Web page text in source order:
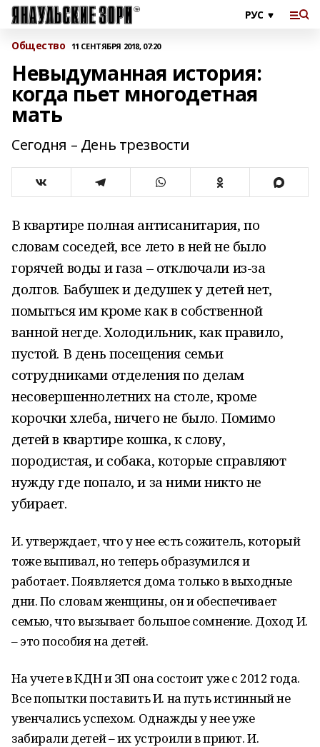
Общество 11 СЕНТЯБРЯ 2018, 07:20
Невыдуманная история:
когда пьет многодетная
мать
Сегодня – День трезвости
В квартире полная антисанитария, по
словам соседей, все лето в ней не было
горячей воды и газа – отключали из-за
долгов. Бабушек и дедушек у детей нет,
помыться им кроме как в собственной
ванной негде. Холодильник, как правило,
пустой. В день посещения семьи
сотрудниками отделения по делам
несовершеннолетних на столе, кроме
корочки хлеба, ничего не было. Помимо
детей в квартире кошка, к слову,
породистая, и собака, которые справляют
нужду где попало, и за ними никто не
убирает.
И. утверждает, что у нее есть сожитель, который
тоже выпивал, но теперь образумился и
работает. Появляется дома только в выходные
дни. По словам женщины, он и обеспечивает
семью, что вызывает большое сомнение. Доход И.
– это пособия на детей.
На учете в КДН и ЗП она состоит уже с 2012 года.
Все попытки поставить И. на путь истинный не
увенчались успехом. Однажды у нее уже
забирали детей – их устроили в приют. И.